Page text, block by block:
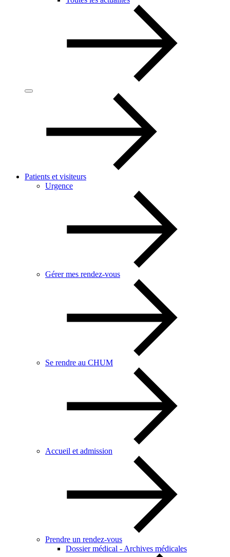
Patients et visiteurs
Urgence
Gérer mes rendez-vous
Se rendre au CHUM
Accueil et admission
Prendre un rendez-vous
Dossier médical - Archives médicales